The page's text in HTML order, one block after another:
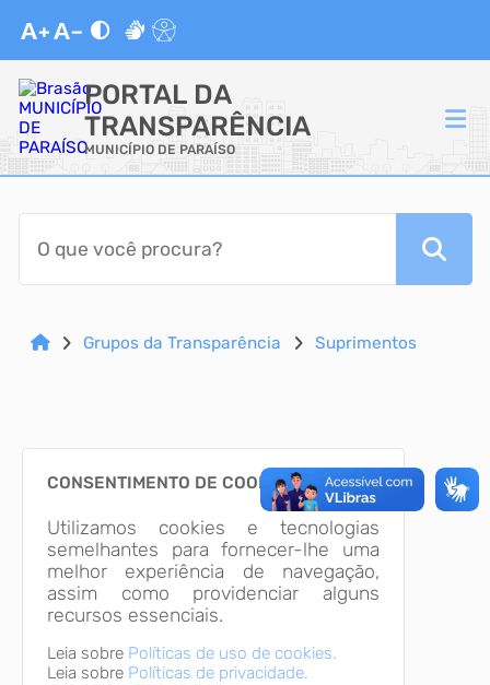
PORTAL DA
TRANSPARÊNCIA
MUNICÍPIO DE PARAÍSO
ACESSO RÁPIDO
Acessibilidade
CidadãoGrupos da Transparência Suprimentos
CONSENTIMENTO DE COOKIES
Utilizamos cookies e tecnologias
semelhantes para fornecer-lhe uma
melhor experiência de navegação,
assim como providenciar alguns
recursos essenciais.
Leia sobre Políticas de uso de cookies.
Leia sobre Políticas de privacidade.